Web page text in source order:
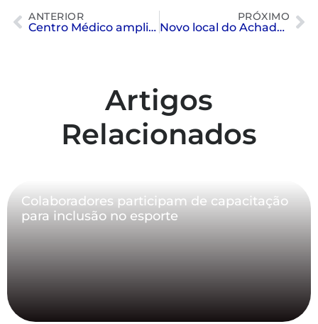
ANTERIOR
Centro Médico ampliado
PRÓXIMO
Novo local do Achados & Perdidos
Artigos
Relacionados
Colaboradores participam de capacitação
para inclusão no esporte